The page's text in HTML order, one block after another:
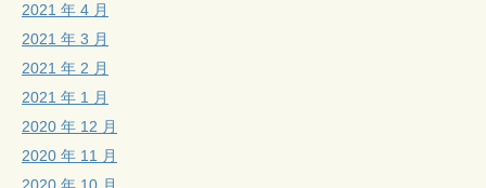
2021 年 4 月
2021 年 3 月
2021 年 2 月
2021 年 1 月
2020 年 12 月
2020 年 11 月
2020 年 10 月